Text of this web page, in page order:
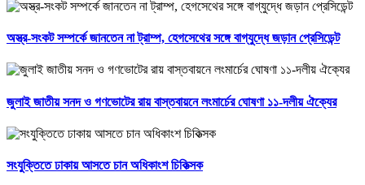
অস্ত্র-সংকট সম্পর্কে জানতেন না ট্রাম্প, হেগসেথের সঙ্গে বাগ্‌যুদ্ধে জড়ান প্রেসিডেন্ট
জুলাই জাতীয় সনদ ও গণভোটের রায় বাস্তবায়নে লংমার্চের ঘোষণা ১১-দলীয় ঐক্যের
সংযুক্তিতে ঢাকায় আসতে চান অধিকাংশ চিকিত্সক